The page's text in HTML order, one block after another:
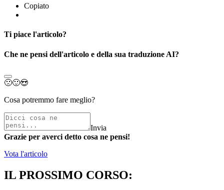
Copiato
Ti piace l'articolo?
Che ne pensi dell'articolo e della sua traduzione AI?
🙁🙂😍
Cosa potremmo fare meglio?
Invia
Grazie per averci detto cosa ne pensi!
Vota l'articolo
IL PROSSIMO CORSO: